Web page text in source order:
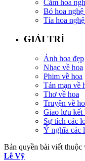
Cắm hoa
Bó hoa nghệ
Tỉa hoa
GIẢI TRÍ
Ảnh hoa đẹp
Nhạc về hoa
Phim về hoa
Tản mạn về
Thơ về hoa
Truyện về
Giao lưu kết
Sự tích các
Ý nghĩa các
Bản quyền bài viết thuộc
Lê Vỹ